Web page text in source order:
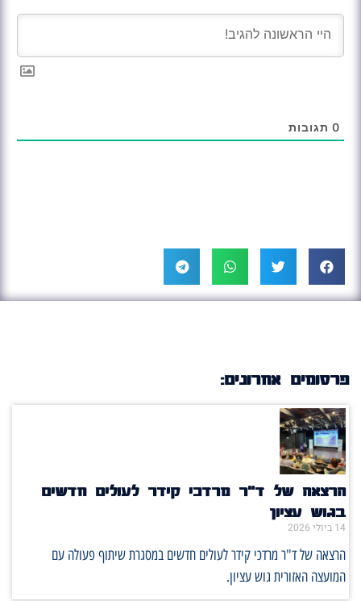
0 תגובות
פרסומים אחרונים:
הרצאה של ד"ר מרדכי קידר לעולים חדשים
בגוש עציון
14 ביולי 2026
הרצאה של ד"ר מרדכי קידר לעולים חדשים במסגרת שיתוף פעולה עם
המועצה האזורית גוש עציון.